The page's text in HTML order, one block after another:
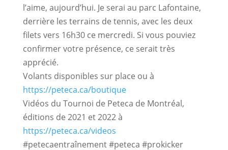
l’aime, aujourd’hui. Je serai au parc Lafontaine,
derrière les terrains de tennis, avec les deux
filets vers 16h30 ce mercredi. Si vous pouviez
confirmer votre présence, ce serait très
apprécié.
Volants disponibles sur place ou à
https://peteca.ca/boutique
Vidéos du Tournoi de Peteca de Montréal,
éditions de 2021 et 2022 à
https://peteca.ca/videos
#petecaentraînement #peteca #prokicker